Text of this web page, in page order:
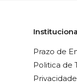
Prazo de
Politica de
Privacidade